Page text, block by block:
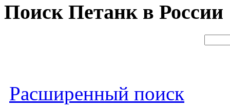
Поиск Петанк в России
Расширенный поиск